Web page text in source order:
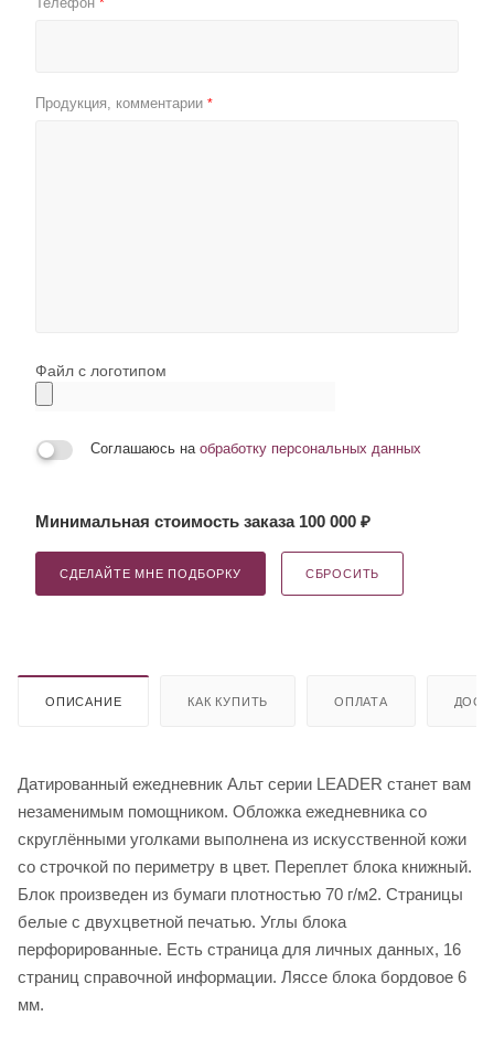
Продукция, комментарии *
Файл с логотипом
Соглашаюсь на обработку персональных данных
Минимальная стоимость заказа 100 000 ₽
СДЕЛАЙТЕ МНЕ ПОДБОРКУ СБРОСИТЬ
ОПИСАНИЕ КАК КУПИТЬ ОПЛАТА
Датированный ежедневник Альт серии LEADER станет вам
незаменимым помощником. Обложка ежедневника со
скруглёнными уголками выполнена из искусственной кожи
со строчкой по периметру в цвет. Переплет блока книжный.
Блок произведен из бумаги плотностью 70 г/м2. Страницы
белые с двухцветной печатью. Углы блока
перфорированные. Есть страница для личных данных, 16
страниц справочной информации. Ляссе блока бордовое 6
мм.